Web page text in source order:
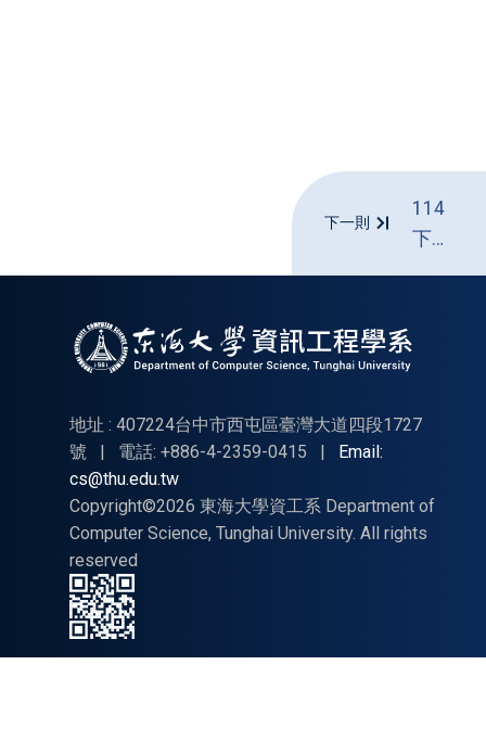
下一則
114
下專
告
地址 : 407224台中市西屯區臺灣大道四段1727
號
| 電話: +886-4-2359-0415 |
Email:
cs@thu.edu.tw
Copyright©2026 東海大學資工系 Department of
Computer Science, Tunghai University. All rights
reserved